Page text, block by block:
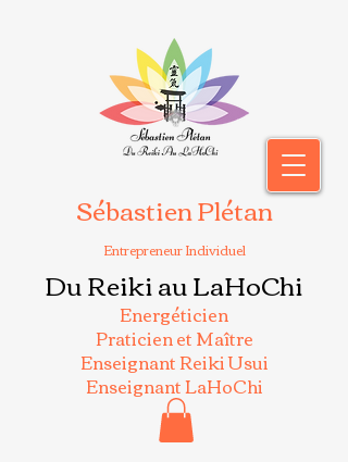
Sébastien Plétan
Entrepreneur Individuel
Du Reiki au LaHoChi
Energéticien
Praticien et Maître
Enseignant Reiki Usui
Enseignant LaHoChi